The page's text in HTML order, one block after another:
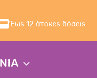
Έως 12 άτοκες δόσεις